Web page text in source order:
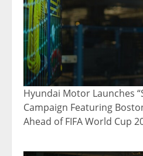
Hyundai Motor Launches
Campaign Featuring
Ahead of FIFA World Cup